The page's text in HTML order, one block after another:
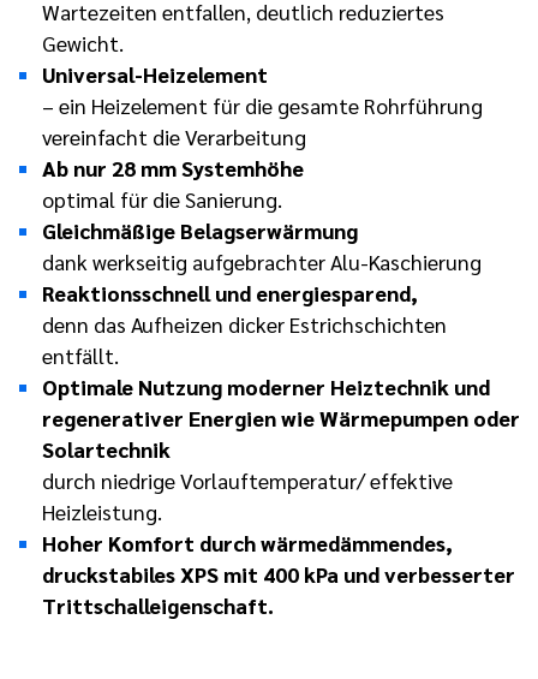
Wartezeiten entfallen, deutlich reduziertes
Gewicht.
Universal-Heizelement
– ein Heizelement für die gesamte Rohrführung
vereinfacht die Verarbeitung
Ab nur 28 mm Systemhöhe
optimal für die Sanierung.
Gleichmäßige Belagserwärmung
dank werkseitig aufgebrachter Alu-Kaschierung
Reaktionsschnell und energiesparend,
denn das Aufheizen dicker Estrichschichten
entfällt.
Optimale Nutzung moderner Heiztechnik und
regenerativer Energien wie Wärmepumpen oder
Solartechnik
durch niedrige Vorlauftemperatur/ effektive
Heizleistung.
Hoher Komfort durch wärmedämmendes,
druckstabiles XPS mit 400 kPa und verbesserter
Trittschalleigenschaft.